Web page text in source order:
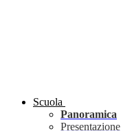
Scuola
Panoramica
Presentazione